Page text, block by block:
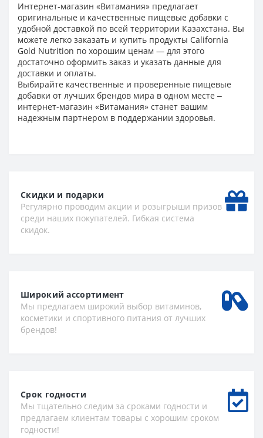
Интернет-магазин «Витамания» предлагает
оригинальные и качественные пищевые добавки с
удобной доставкой по всей территории Казахстана. Вы
можете легко заказать и купить продукты California
Gold Nutrition по хорошим ценам — для этого
достаточно оформить заказ и указать данные для
доставки и оплаты.
Выбирайте качественные и проверенные пищевые
добавки от лучших брендов мира в одном месте ‒
интернет-магазин «Витамания» станет вашим
надежным партнером в поддержании здоровья.
Скидки и подарки
Регулярно проводим акции и розыгрыши призов
среди наших покупателей. Гибкая система
скидок.
Широкий ассортимент
Мы предлагаем широкий выбор витаминов,
косметики и спортивного питания от лучших
брендов!
Срок годности
Мы тщательно следим за сроками годности и
предлагаем клиентам товары с хорошим сроком
годности!